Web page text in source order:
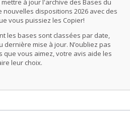
à jour l'archive des Bases du
nouvelles dispositions 2026 avec des
vous puissiez les Copier!
les bases sont classées par date,
dernière mise à jour. N’oubliez pas
que vous aimez, votre avis aide les
leur choix.